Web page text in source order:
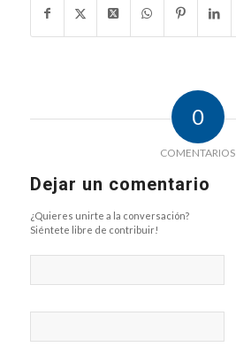
0
COMENTARIOS
Dejar un comentario
¿Quieres unirte a la conversación?
Siéntete libre de contribuir!